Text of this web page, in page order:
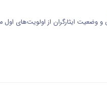
ایثارگران از اولویت‌های